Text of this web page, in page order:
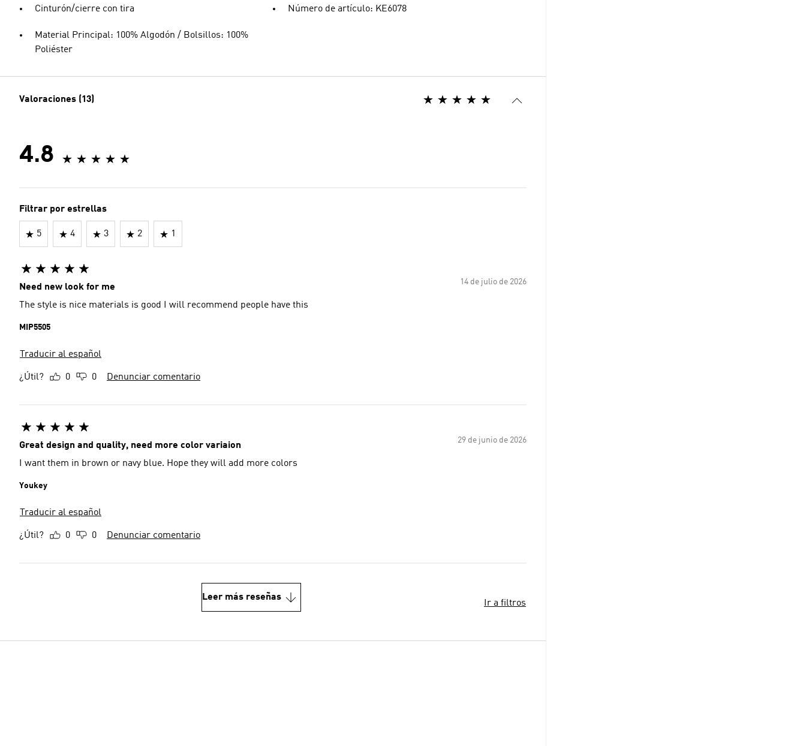
Cinturón/cierre con tira
Material Principal: 100% Algodón / Bolsillos: 100%
Poliéster
Número de artículo: KE6078
Valoraciones (13)
4.8
Filtrar por estrellas
5 4 3 2 1
14 de julio de 2026
Need new look for me
The style is nice materials is good I will recommend people have this
MIP5505
Traducir al español
¿Útil? 0 0 Denunciar comentario
29 de junio de 2026
Great design and quality, need more color variaion
I want them in brown or navy blue. Hope they will add more colors
Youkey
Traducir al español
¿Útil? 0 0 Denunciar comentario
Leer más reseñas
Ir a filtros